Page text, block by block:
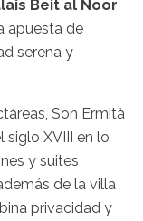
Beit al Noor
apuesta de
serena y
Son Ermità
siglo XVIII en lo
y suites
de la villa
privacidad y